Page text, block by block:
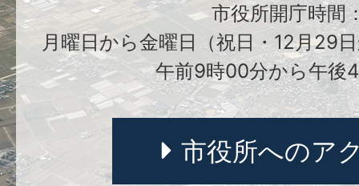
市役所開庁時間
月曜日から金曜日（祝日・12月29
午前9時00分から午後
市役所へのア